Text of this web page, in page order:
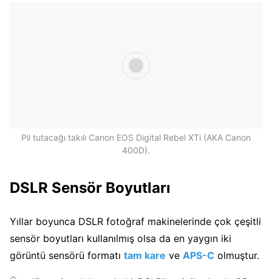
Pil tutacağı takılı Canon EOS Digital Rebel XTi (AKA Canon
400D).
DSLR Sensör Boyutları
Yıllar boyunca DSLR fotoğraf makinelerinde çok çeşitli
sensör boyutları kullanılmış olsa da en yaygın iki
görüntü sensörü formatı tam kare ve APS-C olmuştur.